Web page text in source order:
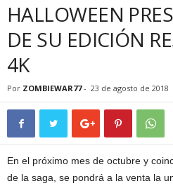
HALLOWEEN
DE SU EDICIÓN
4K
Por ZOMBIEWAR77- 23 de agosto de 2018
En el próximo mes de octubre y
de la saga, se pondrá a la venta la